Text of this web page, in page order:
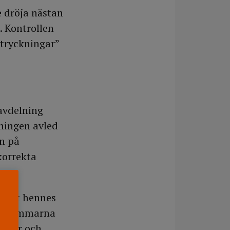
dröja nästan
Kontrollen
avled
på
att hennes
timmarna